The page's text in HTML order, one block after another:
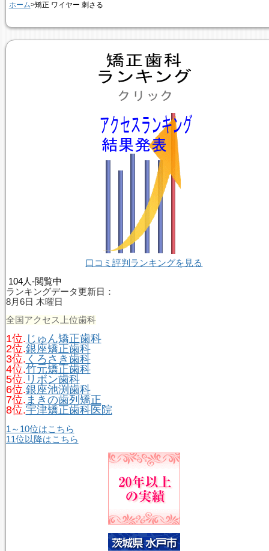
ホーム>矯正 ワイヤー 刺さる
口コミ評判ランキングを見る
104人-閲覧中
ランキングデータ更新日：
8月6日 木曜日
全国アクセス上位歯科
1位. じゅん矯正歯科
2位.銀座矯正歯科
3位. くろさき歯科
4位.竹元矯正歯科
5位. リボン歯科
6位.銀座池渕歯科
7位. まきの歯列矯正
8位.宇津矯正歯科医院
1～10位はこちら
11位以降はこちら